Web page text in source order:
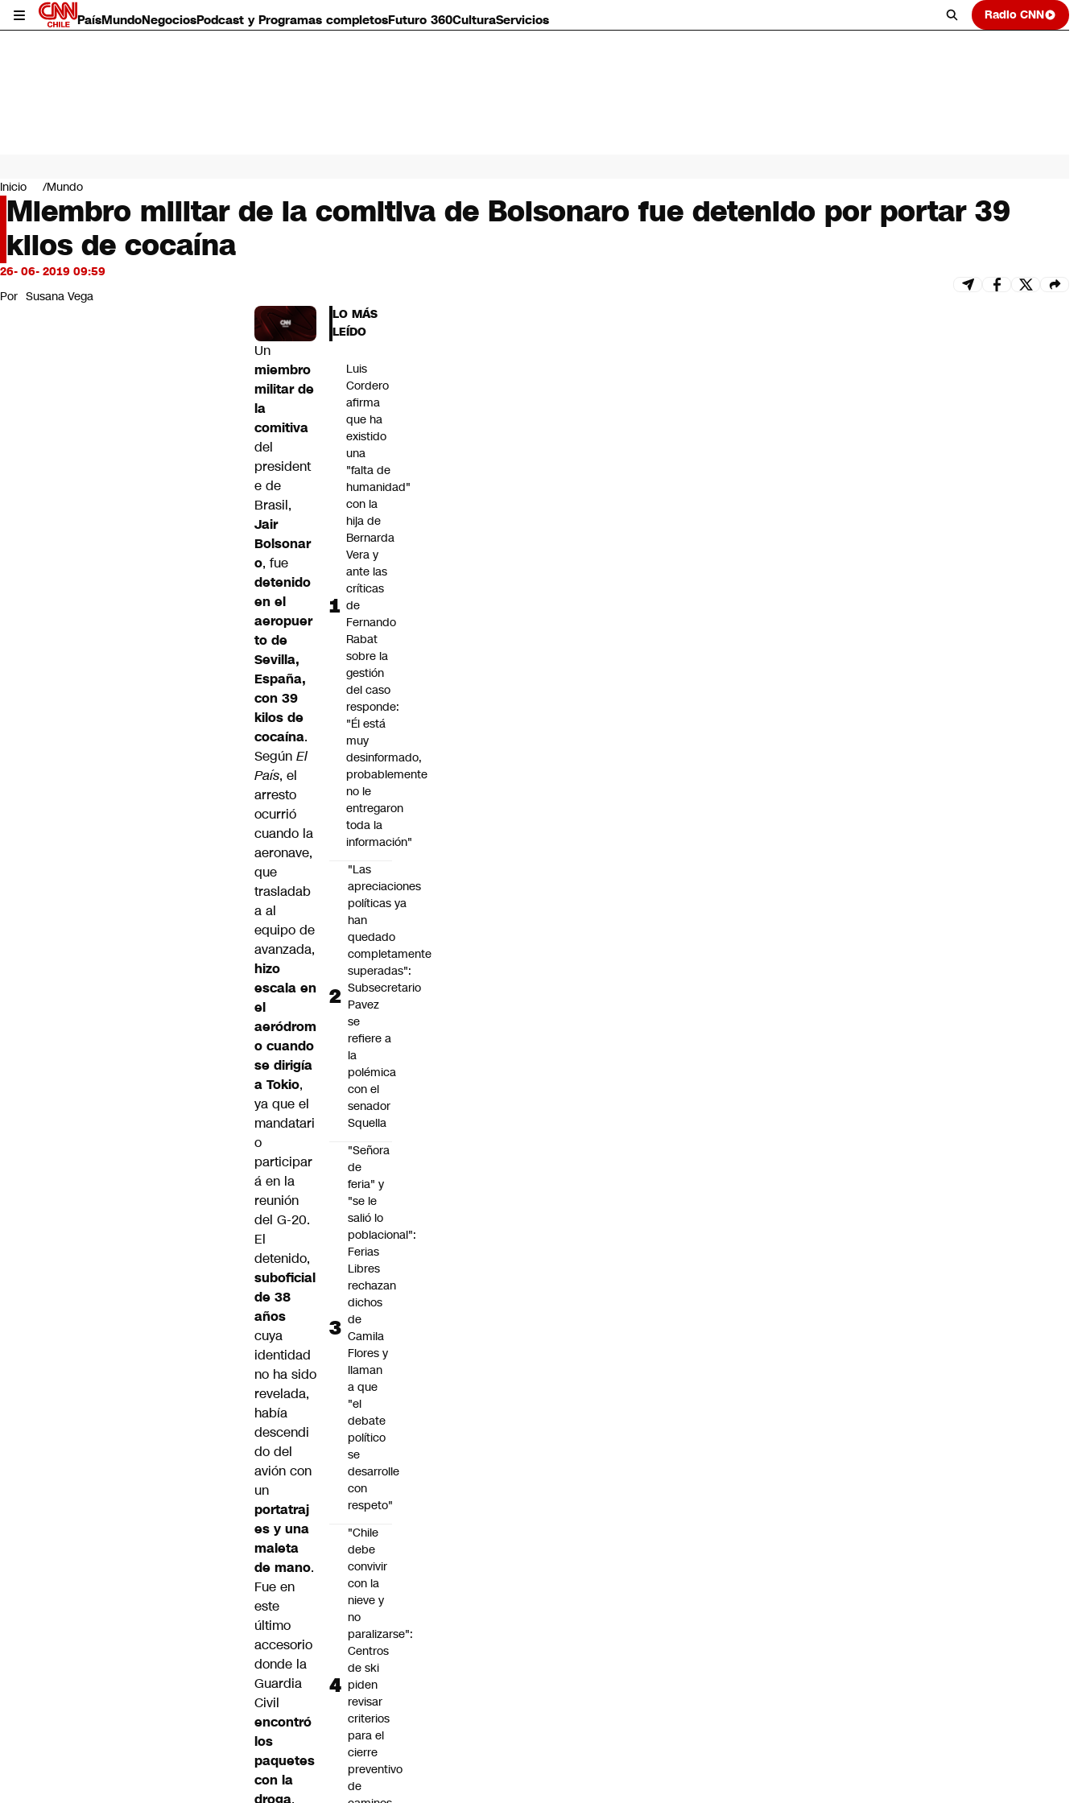
PaísMundoNegociosPodcast y Programas completosFuturo 360CulturaServicios Radio CNN
Mundo
Negocios
Deportes
Programas completos
Cultura
Servicios
Bits
CNN Data
Inicio Mundo
Miembro militar de la comitiva de Bolsonaro fue detenido por portar 39
kilos de cocaína
26- 06- 2019 09:59
Por Susana Vega
Un
miembro
militar de
la
comitiva
del
president
e de
Brasil,
Jair
Bolsonar
o, fue
detenido
en el
aeropuer
to de
Sevilla,
España,
con 39
kilos de
cocaína.
Según El
País, el
arresto
ocurrió
cuando la
aeronave,
que
trasladab
a al
equipo de
avanzada,
hizo
escala en
el
aeródrom
o cuando
se dirigía
a Tokio,
ya que el
mandatari
o
participar
á en la
reunión
del G-20.
El
detenido,
suboficial
de 38
años
cuya
identidad
no ha sido
revelada,
había
descendi
do del
avión con
un
portatraj
es y una
maleta
de mano.
Fue en
este
último
accesorio
donde la
Guardia
Civil
encontró
los
paquetes
con la
droga.
LO MÁS
LEÍDO
Luis
Cordero
afirma
que ha
existido
una
"falta de
humanidad"
con la
hija de
Bernarda
Vera y
ante las
críticas
de
Fernando
Rabat
sobre la
gestión
del caso
responde:
"Él está
muy
desinformado,
probablemente
no le
entregaron
toda la
información"
"Las
apreciaciones
políticas ya
han
quedado
completamente
superadas":
Subsecretario
Pavez
se
refiere a
la
polémica
con el
senador
Squella
"Señora
de
feria" y
"se le
salió lo
poblacional":
Ferias
Libres
rechazan
dichos
de
Camila
Flores y
llaman
a que
"el
debate
político
se
desarrolle
con
respeto"
"Chile
debe
convivir
con la
nieve y
no
paralizarse":
Centros
de ski
piden
revisar
criterios
para el
cierre
preventivo
de